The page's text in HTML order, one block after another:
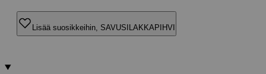
Lisää suosikkeihin, SAVUSILAKKAPIHVI